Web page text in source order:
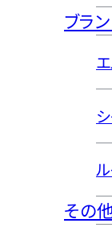
ブラ
その